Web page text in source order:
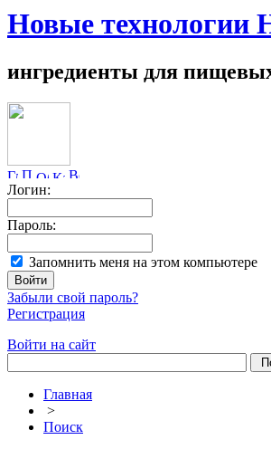
Новые технологии
ингредиенты для
Логин:
Пароль:
Запомнить меня на этом компьютере
Забыли свой пароль?
Регистрация
Войти на сайт
Главная
>
Поиск